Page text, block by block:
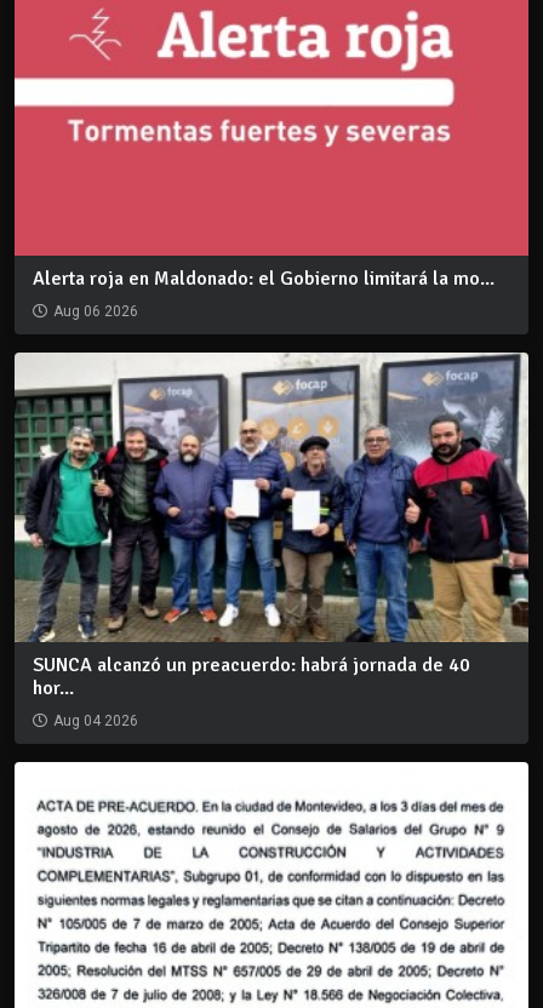
Alerta roja en Maldonado: el Gobierno limitará la mo...
Aug 06 2026
SUNCA alcanzó un preacuerdo: habrá jornada de 40
hor...
Aug 04 2026